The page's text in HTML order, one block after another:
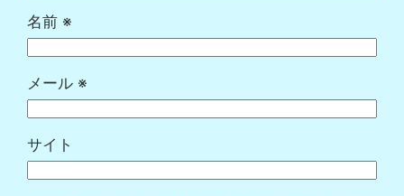
名前 ※
メール ※
サイト